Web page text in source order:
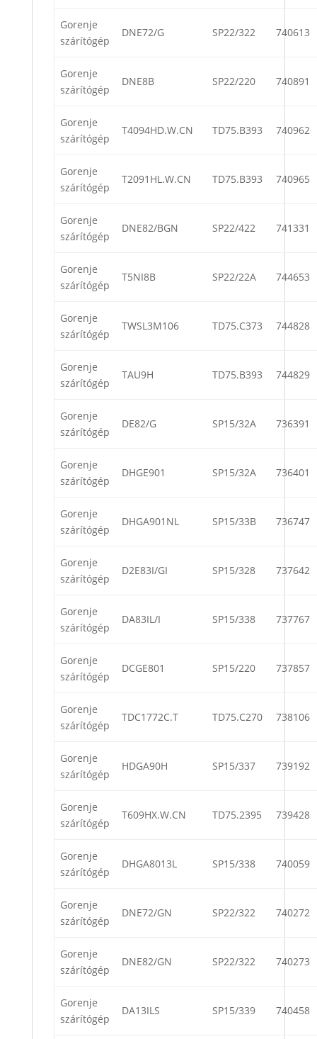
Gorenje
szárítógép
DNE72/G SP22/322 740613
Gorenje
szárítógép
DNE8B SP22/220 740891
Gorenje
szárítógép
T4094HD.W.CN TD75.B393 740962
Gorenje
szárítógép
T2091HL.W.CN TD75.B393 740965
Gorenje
szárítógép
DNE82/BGN SP22/422 741331
Gorenje
szárítógép
T5NI8B SP22/22A 744653
Gorenje
szárítógép
TWSL3M106 TD75.C373 744828
Gorenje
szárítógép
TAU9H TD75.B393 744829
Gorenje
szárítógép
DE82/G SP15/32A 736391
Gorenje
szárítógép
DHGE901 SP15/32A 736401
Gorenje
szárítógép
DHGA901NL SP15/33B 736747
Gorenje
szárítógép
D2E83I/GI SP15/328 737642
Gorenje
szárítógép
DA83IL/I SP15/338 737767
Gorenje
szárítógép
DCGE801 SP15/220 737857
Gorenje
szárítógép
TDC1772C.T TD75.C270 738106
Gorenje
szárítógép
HDGA90H SP15/337 739192
Gorenje
szárítógép
T609HX.W.CN TD75.2395 739428
Gorenje
szárítógép
DHGA8013L SP15/338 740059
Gorenje
szárítógép
DNE72/GN SP22/322 740272
Gorenje
szárítógép
DNE82/GN SP22/322 740273
Gorenje
szárítógép
DA13ILS SP15/339 740458